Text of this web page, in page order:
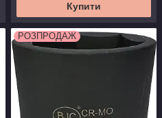
Купити
РОЗПРОДАЖ